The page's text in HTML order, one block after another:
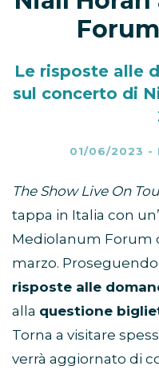
Le risposte alle
sul concerto di
01/06/2023 -
The Show Live On
tappa in Italia con
Mediolanum Forum
marzo.
risposte alle
alla questione
Torna a visitare
verrà aggiornato di